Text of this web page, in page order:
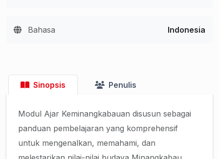
Bahasa Indonesia
Sinopsis Penulis
Modul Ajar Keminangkabauan disusun sebagai
panduan pembelajaran yang komprehensif
untuk mengenalkan, memahami, dan